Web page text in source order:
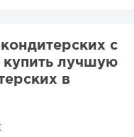
с
купить лучшую
в